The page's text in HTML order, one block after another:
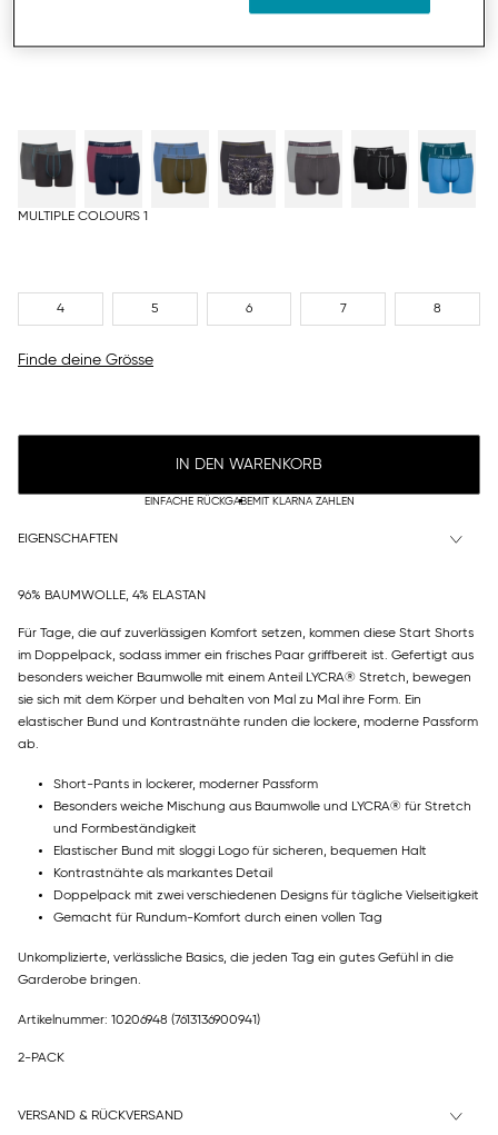
MULTIPLE COLOURS 1
4 5 6 7 8
Finde deine Grösse
IN DEN WARENKORB
EINFACHE RÜCKGABEMIT KLARNA ZAHLEN
EIGENSCHAFTEN
96% BAUMWOLLE, 4% ELASTAN
Für Tage, die auf zuverlässigen Komfort setzen, kommen diese Start Shorts
im Doppelpack, sodass immer ein frisches Paar griffbereit ist. Gefertigt aus
besonders weicher Baumwolle mit einem Anteil LYCRA® Stretch, bewegen
sie sich mit dem Körper und behalten von Mal zu Mal ihre Form. Ein
elastischer Bund und Kontrastnähte runden die lockere, moderne Passform
ab.
Short-Pants in lockerer, moderner Passform
Besonders weiche Mischung aus Baumwolle und LYCRA® für Stretch
und Formbeständigkeit
Elastischer Bund mit sloggi Logo für sicheren, bequemen Halt
Kontrastnähte als markantes Detail
Doppelpack mit zwei verschiedenen Designs für tägliche Vielseitigkeit
Gemacht für Rundum-Komfort durch einen vollen Tag
Unkomplizierte, verlässliche Basics, die jeden Tag ein gutes Gefühl in die
Garderobe bringen.
Artikelnummer: 10206948 (7613136900941)
2-PACK
VERSAND & RÜCKVERSAND